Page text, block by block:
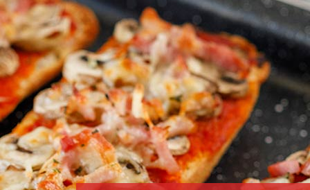
Acero Eco+
Acero forjado
Borosilicato
Más Menaje